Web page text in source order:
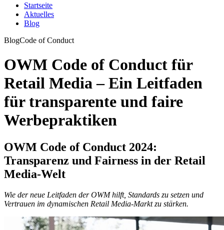
Startseite
Aktuelles
Blog
BlogCode of Conduct
OWM Code of Conduct für
Retail Media – Ein Leitfaden
für transparente und faire
Werbepraktiken
OWM Code of Conduct 2024:
Transparenz und Fairness in der Retail
Media-Welt
Wie der neue Leitfaden der OWM hilft, Standards zu setzen und
Vertrauen im dynamischen Retail Media-Markt zu stärken.